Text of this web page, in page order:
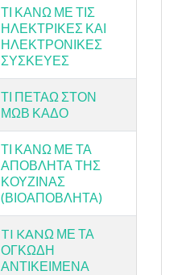
ΤΙ ΚΑΝΩ ΜΕ ΤΙΣ
ΗΛΕΚΤΡΙΚΕΣ ΚΑΙ
ΗΛΕΚΤΡΟΝΙΚΕΣ
ΣΥΣΚΕΥΕΣ
ΤΙ ΠΕΤΑΩ ΣΤΟΝ
ΜΩΒ ΚΑΔΟ
ΤΙ ΚΑΝΩ ΜΕ ΤΑ
ΑΠΟΒΛΗΤΑ ΤΗΣ
ΚΟΥΖΙΝΑΣ
(ΒΙΟΑΠΟΒΛΗΤΑ)
TI KANΩ ΜΕ ΤΑ
ΟΓΚΩΔΗ
ΑΝΤΙΚΕΙΜΕΝΑ